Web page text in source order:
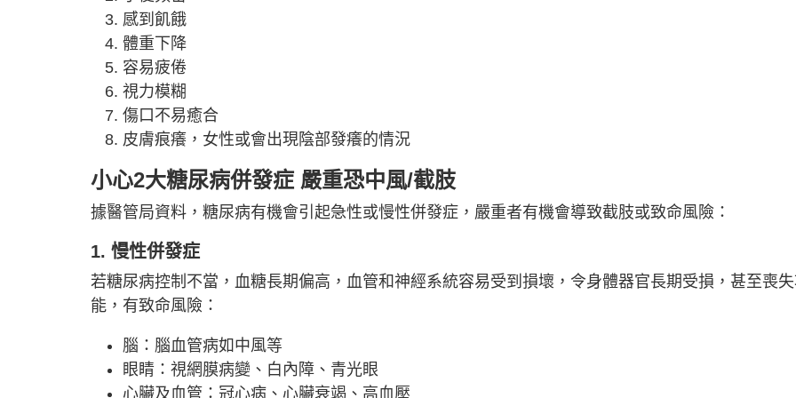
感到飢餓
體重下降
容易疲倦
視力模糊
傷口不易癒合
皮膚痕癢，女性或會出現陰部發癢的情況
小心2大糖尿病併發症 嚴重恐中風/截肢
據醫管局資料，糖尿病有機會引起急性或慢性併發症，嚴重者有機會導致截肢或致命風險：
1. 慢性併發症
若糖尿病控制不當，血糖長期偏高，血管和神經系統容易受到損壞，令身體器官長期受損，甚至喪
能，有致命風險：
腦：腦血管病如中風等
眼睛：視網膜病變、白內障、青光眼
心臟及血管：冠心病、心臟衰竭、高血壓